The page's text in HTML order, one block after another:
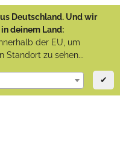
Deutschland. Und wir
deinem Land:
der EU, um
Standort zu sehen...
✔